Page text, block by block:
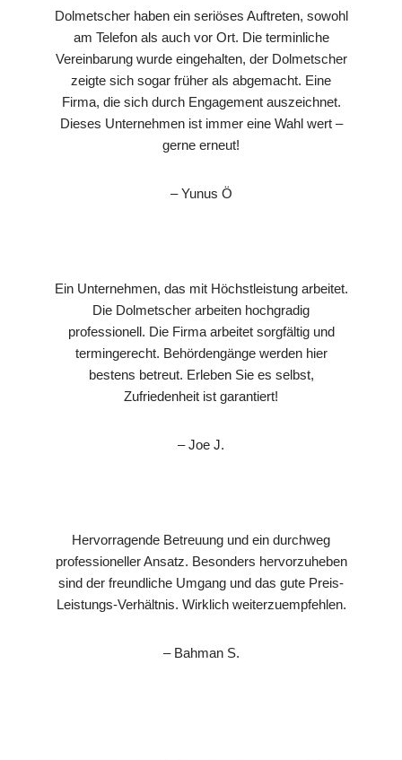
Dolmetscher haben ein seriöses Auftreten, sowohl
am Telefon als auch vor Ort. Die terminliche
Vereinbarung wurde eingehalten, der Dolmetscher
zeigte sich sogar früher als abgemacht. Eine
Firma, die sich durch Engagement auszeichnet.
Dieses Unternehmen ist immer eine Wahl wert –
gerne erneut!
– Yunus Ö
Ein Unternehmen, das mit Höchstleistung arbeitet.
Die Dolmetscher arbeiten hochgradig
professionell. Die Firma arbeitet sorgfältig und
termingerecht. Behördengänge werden hier
bestens betreut. Erleben Sie es selbst,
Zufriedenheit ist garantiert!
– Joe J.
Hervorragende Betreuung und ein durchweg
professioneller Ansatz. Besonders hervorzuheben
sind der freundliche Umgang und das gute Preis-
Leistungs-Verhältnis. Wirklich weiterzuempfehlen.
– Bahman S.